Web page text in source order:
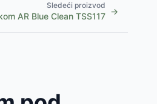
Sledeći proizvod
AR Blue Clean TSS117 →